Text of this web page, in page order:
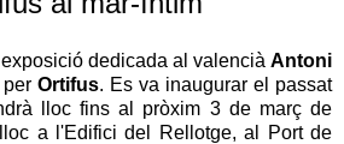
dedicada al valencià Antoni
Ortifus. Es va inaugurar el passat
lloc fins al pròxim 3 de març de
a l'Edifici del Rellotge, al Port de